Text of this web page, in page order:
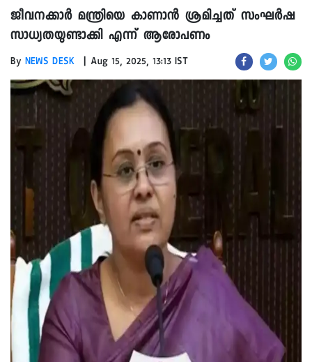
ജീവനക്കാർ മന്ത്രിയെ കാണാൻ ശ്രമിച്ചത് സംഘർഷ
സാധ്യതയുണ്ടാക്കി എന്ന് ആരോപണം
By NEWS DESK | Aug 15, 2025, 13:13 IST